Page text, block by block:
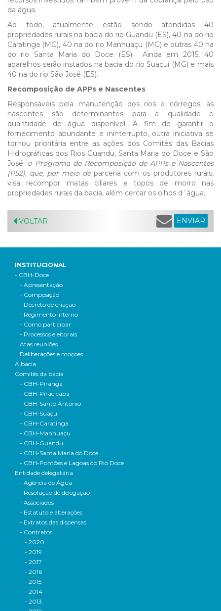
da água.
Ao todo, atualmente estão sendo atendidas 40
propriedades rurais na bacia do rio Guandu (ES), 40 na do rio
Caratinga (MG), 40 na do rio Manhuaçu (MG) e outras 40 na
do rio Santa Maria do Doce (ES). Ainda em 2015, 40
aparelhos serão instados na bacia do rio Suaçuí (MG) e mais
40 na do rio São José (ES).
Recomposição de APPs e Nascentes
Responsáveis pela manutenção dos rios e córregos, as
nascentes são determinantes para a qualidade e
quantidade de água disponível. A fim de garantir o
fornecimento abundante e ininterrupto, outra iniciativa se
tornou prioritária entre as ações dos Comitês das Bacias
Hidrográficas dos Rios Guandu, Santa Maria do Doce e São
José: o Programa de Recomposição de APPs e Nascentes
(P52), que, por meio de parceria com os produtores rurais,
visa recompor matas ciliares e topos de morro nas
propriedades rurais da bacia, além cercar os olhos d´água.
VOLTAR ENVIAR
INSTITUCIONAL
- CBH-Doce
- Apresentação
- Composição
- Decreto de criação
- Regimento interno
- Como participar
- Processos eleitorais
Atas reuniões
Deliberações e moçoes
A bacia
Comitês da bacia
- CBH-Piranga
- CBH-Piracicaba
- CBH-Santo Antônio
- CBH-Suaçuí
- CBH-Caratinga
- CBH-Manhuaçu
- CBH-Guandu
- CBH-Santa Maria do Doce
- CBH-Pontões e Lagoas do Rio Doce
Entidade delegatária
- Agência de Água
- Resolução de delegação
- Associados
- Estatuto e alterações
- Extratos das dispensas
- Contratos
- 2020
- 2019
- 2017
- 2016
- 2015
- 2014
- 2013